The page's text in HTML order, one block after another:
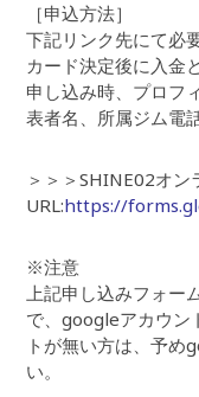
［申込方法］
下記リンク先にて必
カード決定後に入金
申し込み時、プロフ
表者名、所属ジム電
＞＞＞SHINE02オン
URL:https://
※注意
上記申し込みフォー
で、googleアカウン
トが無い方は、予め
い。